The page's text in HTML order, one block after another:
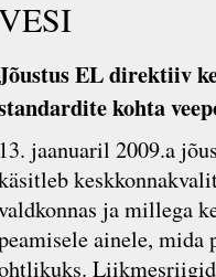
EL direktiiv
kohta
13. jaanuaril 2009.a
ja millega
ainele, mida
Liikmesriigid